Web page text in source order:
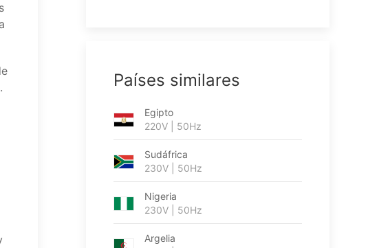
Países similares
Egipto
220V | 50Hz
Sudáfrica
230V | 50Hz
Nigeria
230V | 50Hz
Argelia